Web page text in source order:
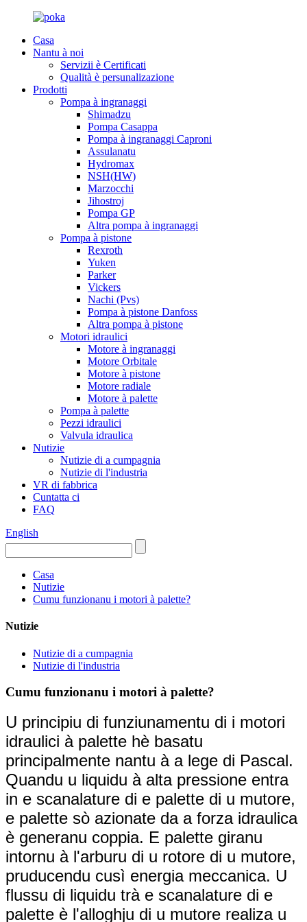
Casa
Nantu à noi
Servizii è Certificati
Qualità è persunalizazione
Prodotti
Pompa à ingranaggi
Shimadzu
Pompa Casappa
Pompa à ingranaggi Caproni
Assulanatu
Hydromax
NSH(HW)
Marzocchi
Jihostroj
Pompa GP
Altra pompa à ingranaggi
Pompa à pistone
Rexroth
Yuken
Parker
Vickers
Nachi (Pvs)
Pompa à pistone Danfoss
Altra pompa à pistone
Motori idraulici
Motore à ingranaggi
Motore Orbitale
Motore à pistone
Motore radiale
Motore à palette
Pompa à palette
Pezzi idraulici
Valvula idraulica
Nutizie
Nutizie di a cumpagnia
Nutizie di l'industria
VR di fabbrica
Cuntatta ci
FAQ
English
Casa
Nutizie
Cumu funzionanu i motori à palette?
Nutizie
Nutizie di a cumpagnia
Nutizie di l'industria
Cumu funzionanu i motori à palette?
U principiu di funziunamentu di i motori
idraulici à palette hè basatu
principalmente nantu à a lege di Pascal.
Quandu u liquidu à alta pressione entra
in e scanalature di e palette di u mutore,
e palette sò azionate da a forza idraulica
è generanu coppia. E palette giranu
intornu à l'arburu di u rotore di u mutore,
pruducendu cusì energia meccanica. U
flussu di liquidu trà e scanalature di e
palette è l'alloghju di u mutore realiza u